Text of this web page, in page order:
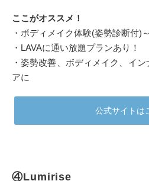
ここがオススメ！
・ボディメイク体験(姿勢診断付)
・LAVAに通い放題プランあり！
・姿勢改善、ボディメイク、イ
アに
公式サイトは
④Lumirise